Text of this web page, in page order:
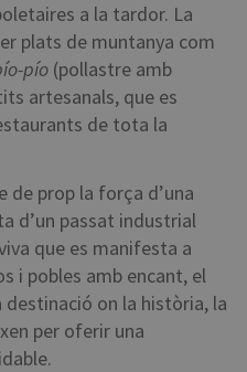
a la tardor. La
plats de muntanya com
pío (pollastre amb
artesanals, que es
de tota la
de prop la força d’una
d’un passat industrial
que es manifesta a
i pobles amb encant, el
destinació on la història, la
per oferir una